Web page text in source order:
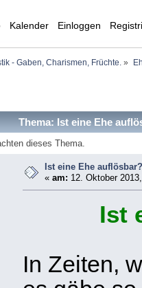
Kalender Einloggen
- Gaben, Charismen, Früchte. »
Thema: Ist eine Ehe
dieses Thema.
Ist eine Ehe
«am: 12. Oktober
Ist
In Zeiten,